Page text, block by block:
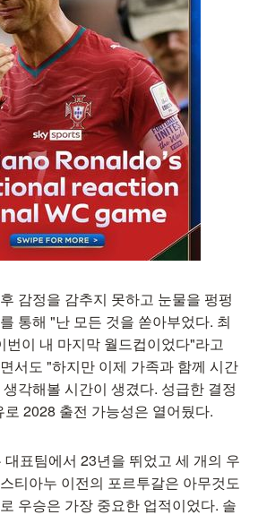
감정을 감추지 못하고 눈물을 펑펑
통해 "난 모든 것을 쏟아부었다. 최
번이 내 마지막 월드컵이었다"라고
서도 "하지만 이제 가족과 함께 시간
각해볼 시간이 생겼다. 성급한 결정
2028 출전 가능성은 열어뒀다.
표팀에서 23년을 뛰었고 세 개의 우
티아누 이전의 포르투갈은 아무것도
우승은 가장 중요한 업적이었다. 솔